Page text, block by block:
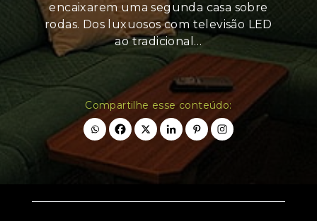
encaixarem uma segunda casa sobre
rodas. Dos luxuosos com televisão LED
ao tradicional…
Compartilhe esse conteúdo: